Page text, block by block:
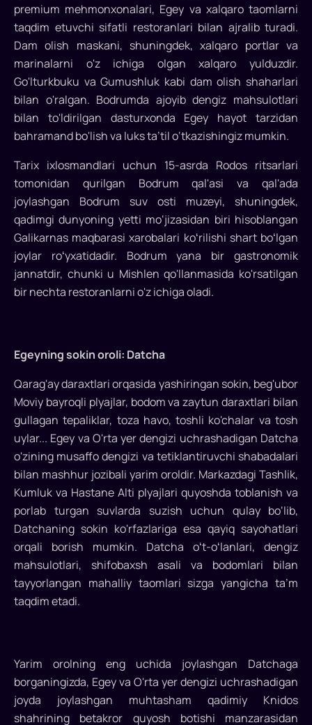
premium mehmonxonalari, Egey va xalqaro taomlarni
taqdim etuvchi sifatli restoranlari bilan ajralib turadi.
Dam olish maskani, shuningdek, xalqaro portlar va
marinalarni o'z ichiga olgan xalqaro yulduzdir.
Go'lturkbuku va Gumushluk kabi dam olish shaharlari
bilan o'ralgan. Bodrumda ajoyib dengiz mahsulotlari
bilan to'ldirilgan dasturxonda Egey hayot tarzidan
bahramand bo'lish va luks ta’til o‘tkazishingiz mumkin.
Tarix ixlosmandlari uchun 15-asrda Rodos ritsarlari
tomonidan qurilgan Bodrum qal'asi va qal'ada
joylashgan Bodrum suv osti muzeyi, shuningdek,
qadimgi dunyoning yetti mo‘jizasidan biri hisoblangan
Galikarnas maqbarasi xarobalari koʻrilishi shart boʻlgan
joylar roʻyxatidadir. Bodrum yana bir gastronomik
jannatdir, chunki u Mishlen qo'llanmasida ko'rsatilgan
bir nechta restoranlarni o'z ichiga oladi.
Egeyning sokin oroli: Datcha
Qarag'ay daraxtlari orqasida yashiringan sokin, beg'ubor
Moviy bayroqli plyajlar, bodom va zaytun daraxtlari bilan
gullagan tepaliklar, toza havo, toshli ko'chalar va tosh
uylar... Egey va O'rta yer dengizi uchrashadigan Datcha
o'zining musaffo dengizi va tetiklantiruvchi shabadalari
bilan mashhur jozibali yarim oroldir. Markazdagi Tashlik,
Kumluk va Hastane Alti plyajlari quyoshda toblanish va
porlab turgan suvlarda suzish uchun qulay bo‘lib,
Datchaning sokin ko'rfazlariga esa qayiq sayohatlari
orqali borish mumkin. Datcha oʻt-oʻlanlari, dengiz
mahsulotlari, shifobaxsh asali va bodomlari bilan
tayyorlangan mahalliy taomlari sizga yangicha ta’m
taqdim etadi.
Yarim orolning eng uchida joylashgan Datchaga
borganingizda, Egey va O'rta yer dengizi uchrashadigan
joyda joylashgan muhtasham qadimiy Knidos
shahrining betakror quyosh botishi manzarasidan